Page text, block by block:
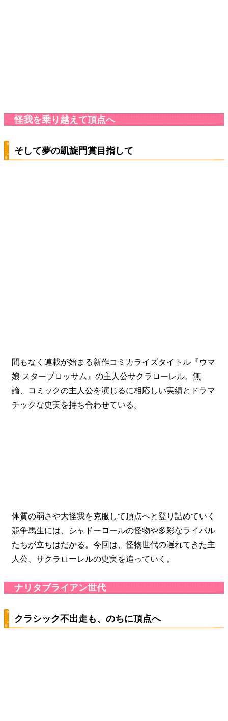
怪我を乗り越えて頂点へ
そして夢の凱旋門賞目指して
間もなく連載が始まる新作コミカライズタイトル『ウマ
娘 スターブロッサム』の主人公サクラローレル。無
論、コミックの主人公を演じるに相応しい実績とドラマ
チックな史実を持ち合わせている。
体質の弱さや大怪我を克服して頂点へと登り詰めていく
競争馬生には、シャドーロールの怪物や多彩なライバル
たちが立ちはだかる。今回は、怪物世代の遅れてきた主
人公、サクラローレルの史実を追っていく。
ナリタブライアン世代
クラシック不出走も、のちに頂点へ